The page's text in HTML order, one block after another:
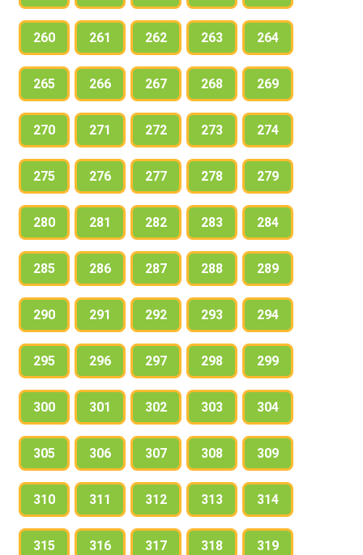
260 261 262 263 264
265 266 267 268 269
270 271 272 273 274
275 276 277 278 279
280 281 282 283 284
285 286 287 288 289
290 291 292 293 294
295 296 297 298 299
300 301 302 303 304
305 306 307 308 309
310 311 312 313 314
315 316 317 318 319